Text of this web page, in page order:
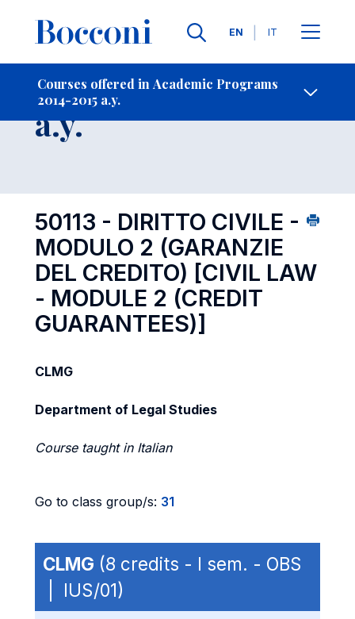
Languages
EN IT
Courses offered in Academic Programs
2014-2015 a.y.
- Contact Us
Course 2014-2015
a.y.
50113 - DIRITTO CIVILE -
MODULO 2 (GARANZIE
DEL CREDITO) [CIVIL LAW
- MODULE 2 (CREDIT
GUARANTEES)]
CLMG
Department of Legal Studies
Course taught in Italian
Go to class group/s: 31
CLMG (8 credits - I sem. - OBS
| IUS/01)